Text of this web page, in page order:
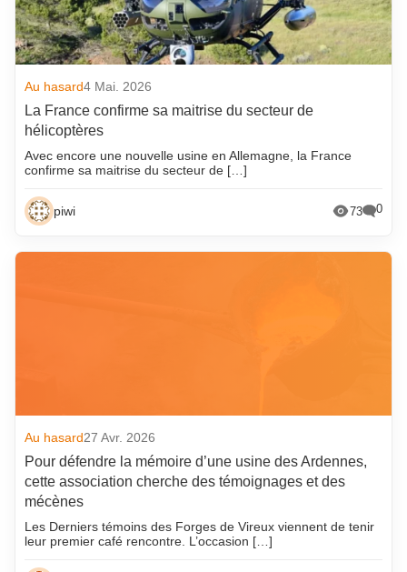
Au hasard4 Mai. 2026
La France confirme sa maitrise du secteur de
hélicoptères
Avec encore une nouvelle usine en Allemagne, la France
confirme sa maitrise du secteur de […]
piwi 73 0
Au hasard27 Avr. 2026
Pour défendre la mémoire d’une usine des Ardennes,
cette association cherche des témoignages et des
mécènes
Les Derniers témoins des Forges de Vireux viennent de tenir
leur premier café rencontre. L’occasion […]